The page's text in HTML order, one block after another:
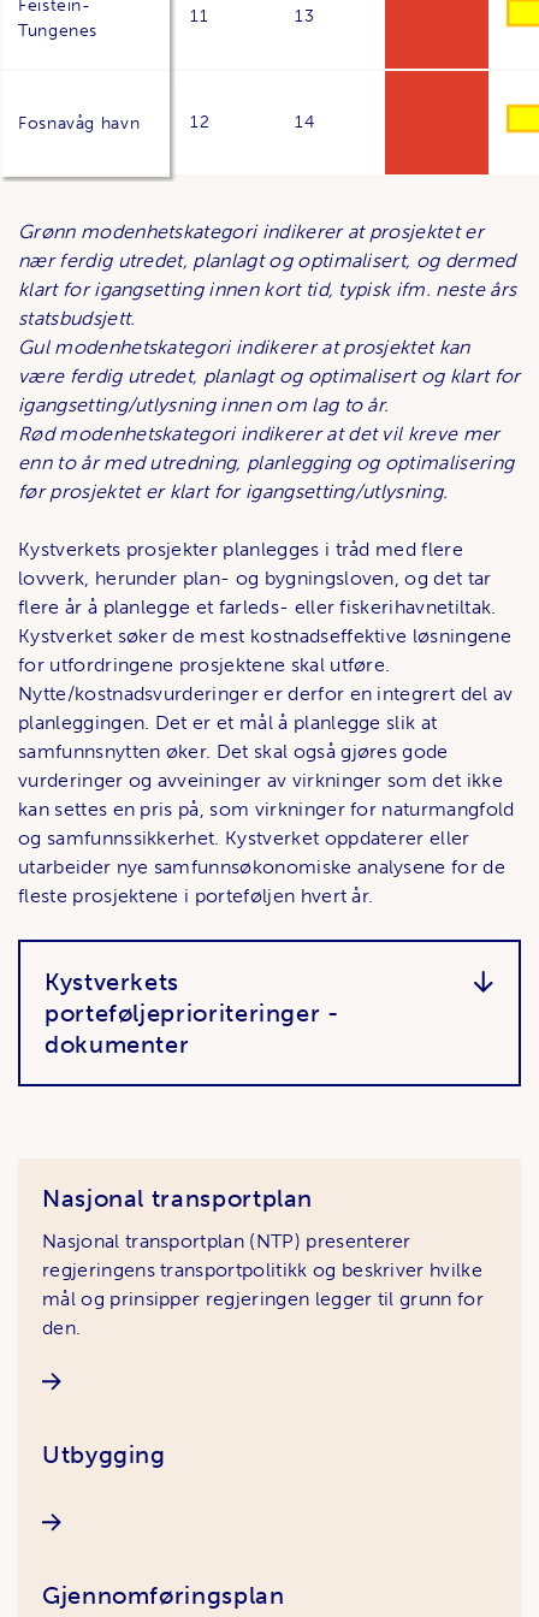
Feistein-
Tungenes
11 13
Fosnavåg havn 12 14
Grønn modenhetskategori indikerer at prosjektet er
nær ferdig utredet, planlagt og optimalisert, og dermed
klart for igangsetting innen kort tid, typisk ifm. neste års
statsbudsjett.
Gul modenhetskategori indikerer at prosjektet kan
være ferdig utredet, planlagt og optimalisert og klart for
igangsetting/utlysning innen om lag to år.
Rød modenhetskategori indikerer at det vil kreve mer
enn to år med utredning, planlegging og optimalisering
før prosjektet er klart for igangsetting/utlysning.
Kystverkets prosjekter planlegges i tråd med flere
lovverk, herunder plan- og bygningsloven, og det tar
flere år å planlegge et farleds- eller fiskerihavnetiltak.
Kystverket søker de mest kostnadseffektive løsningene
for utfordringene prosjektene skal utføre.
Nytte/kostnadsvurderinger er derfor en integrert del av
planleggingen. Det er et mål å planlegge slik at
samfunnsnytten øker. Det skal også gjøres gode
vurderinger og avveininger av virkninger som det ikke
kan settes en pris på, som virkninger for naturmangfold
og samfunnssikkerhet. Kystverket oppdaterer eller
utarbeider nye samfunnsøkonomiske analysene for de
fleste prosjektene i porteføljen hvert år.
Kystverkets
porteføljeprioriteringer -
dokumenter
Artikler
Nasjonal transportplan
Nasjonal transportplan (NTP) presenterer
regjeringens transportpolitikk og beskriver hvilke
mål og prinsipper regjeringen legger til grunn for
den.
Utbygging
Gjennomføringsplan